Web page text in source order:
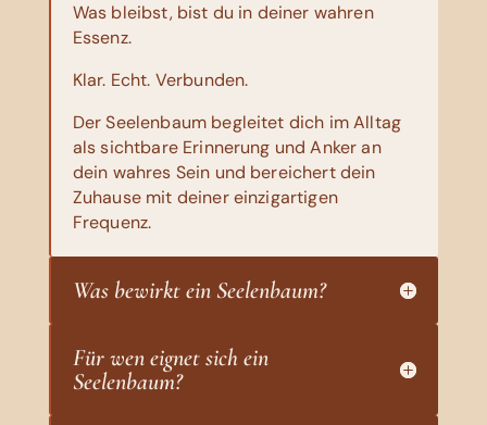
Was bleibst, bist du in deiner wahren
Essenz.
Klar. Echt. Verbunden.
Der Seelenbaum begleitet dich im Alltag
als sichtbare Erinnerung und Anker an
dein wahres Sein und bereichert dein
Zuhause mit deiner einzigartigen
Frequenz.
Was bewirkt ein Seelenbaum?
Für wen eignet sich ein
Seelenbaum?